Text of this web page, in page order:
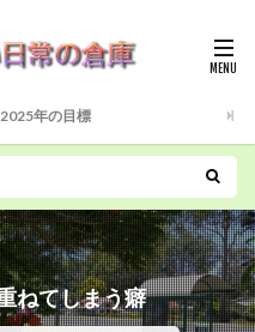
2025年の目標
ねてしまう癖